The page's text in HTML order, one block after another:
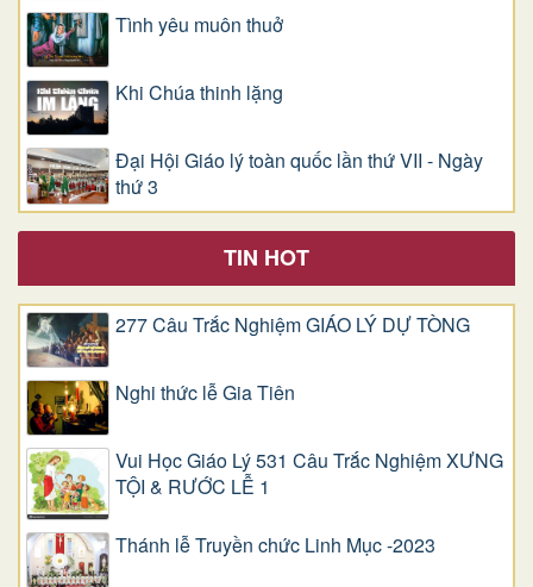
Tình yêu muôn thuở
Khi Chúa thinh lặng
Đại Hội Giáo lý toàn quốc lần thứ VII - Ngày
thứ 3
TIN HOT
277 Câu Trắc Nghiệm GIÁO LÝ DỰ TÒNG
Nghi thức lễ Gia Tiên
Vui Học Giáo Lý 531 Câu Trắc Nghiệm XƯNG
TỘI & RƯỚC LỄ 1
Thánh lễ Truyền chức Linh Mục -2023